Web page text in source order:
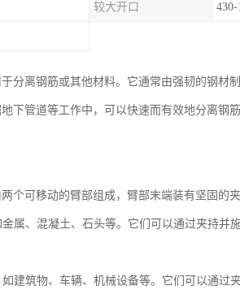
较大开口 430-
分离钢筋或其他材料。它通常由强韧的钢材
下管道等工作中，可以快速而有效地分离钢
个可移动的臂部组成，臂部末端装有坚固的
属、混凝土、石头等。它们可以通过夹持并
建筑物、车辆、机械设备等。它们可以通过